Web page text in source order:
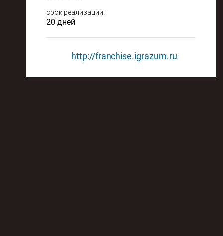
срок реализации:
20 дней
http://franchise.igrazum.ru